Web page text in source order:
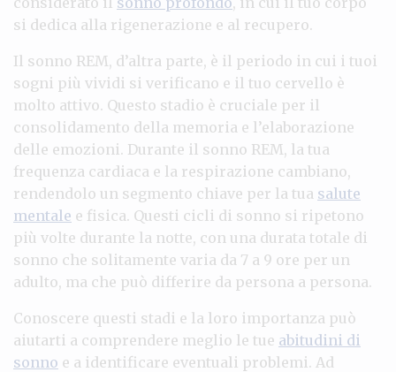
si dedica alla rigenerazione e al recupero.
Il sonno REM, d’altra parte, è il periodo in cui i tuoi
sogni più vividi si verificano e il tuo cervello è
molto attivo. Questo stadio è cruciale per il
consolidamento della memoria e l’elaborazione
delle emozioni. Durante il sonno REM, la tua
frequenza cardiaca e la respirazione cambiano,
rendendolo un segmento chiave per la tua salute
mentale e fisica. Questi cicli di sonno si ripetono
più volte durante la notte, con una durata totale di
sonno che solitamente varia da 7 a 9 ore per un
adulto, ma che può differire da persona a persona.
Conoscere questi stadi e la loro importanza può
aiutarti a comprendere meglio le tue abitudini di
sonno e a identificare eventuali problemi. Ad